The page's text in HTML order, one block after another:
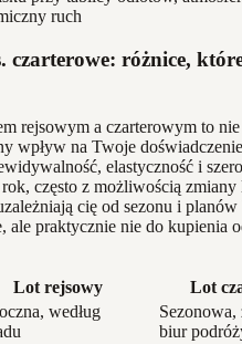
czarterowe: różnice,
rejsowym a czarterowym to
wpływ na Twoje
elastyczność i
rok, często z możliwością
cię od sezonu i
ale praktycznie nie do kupienia
Lot rejsowy
Lot
według
Sezonowa,
biur